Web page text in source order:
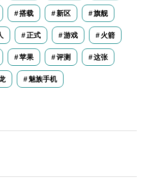
搭载 新区 旗舰
正式 游戏 火箭
苹果 评测 这张
魅族手机